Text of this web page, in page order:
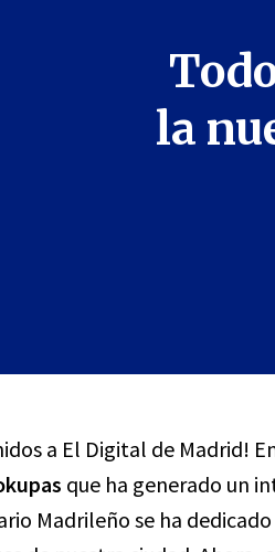
la
a El Digital de Madrid!
que ha generado un
Madrileño se ha